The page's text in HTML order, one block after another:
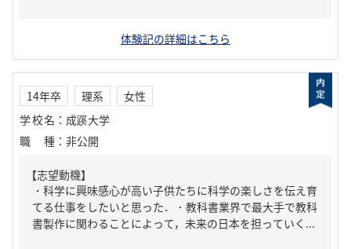
体験記の詳細はこちら
14年卒 理系
女性
学校名 ： 成蹊大学
職種 ： 非公開
【志望動機】
・科学に興味感心が高い子供たちに科学の楽しさを伝え育
てる仕事をしたいと思った．・教科書業界で最大手で教科
書製作に関わることによって，未来の日本を担っていく...